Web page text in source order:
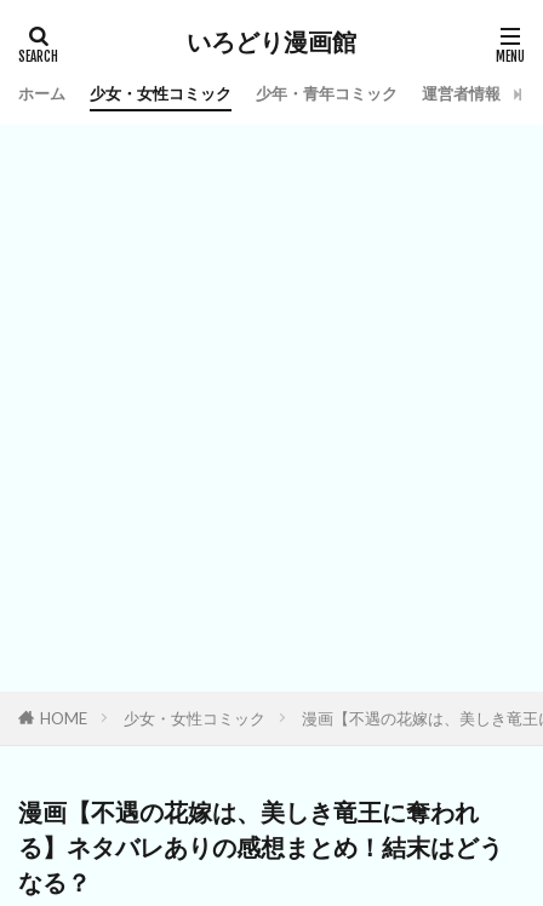
いろどり漫画館
ホーム 少女・女性コミック 少年・青年コミック 運営者情報
HOME 少女・女性コミック 漫画【不遇の花嫁は、美しき竜
漫画【不遇の花嫁は、美しき竜王に奪われ
る】ネタバレありの感想まとめ！結末はどう
なる？